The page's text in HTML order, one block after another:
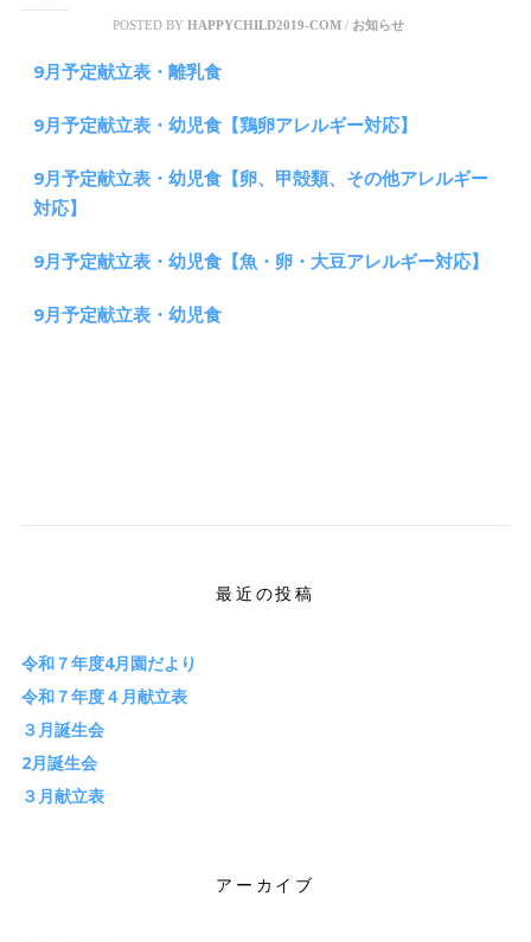
POSTED BY HAPPYCHILD2019-COM/ お知らせ
9月予定献立表・離乳食
9月予定献立表・幼児食【鶏卵アレルギー対応】
9月予定献立表・幼児食【卵、甲殻類、その他アレルギー
対応】
9月予定献立表・幼児食【魚・卵・大豆アレルギー対応】
9月予定献立表・幼児食
最近の投稿
令和７年度4月園だより
令和７年度４月献立表
３月誕生会
2月誕生会
３月献立表
アーカイブ